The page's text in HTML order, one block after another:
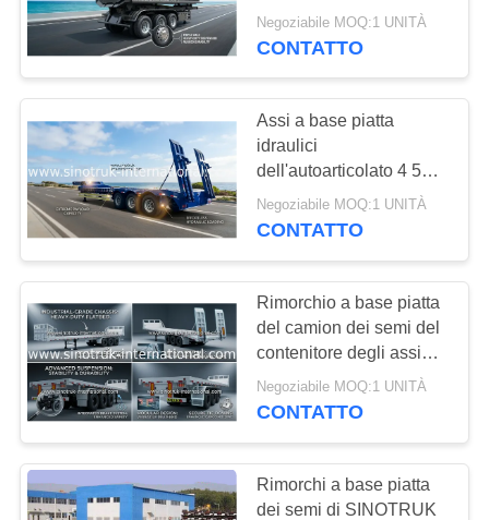
POLITICA
SULLA
PRIVACY
rimorchi idraulici della
base dei semi
Negoziabile MOQ:1 UNITÀ
CONTATTO
Assi a base piatta
idraulici
dell'autoarticolato 4 50-
80 tonnellate di capacità
di carico
Negoziabile MOQ:1 UNITÀ
CONTATTO
Rimorchio a base piatta
del camion dei semi del
contenitore degli assi
dell'acciaio 3 di mn che
porta le merci pesanti
Negoziabile MOQ:1 UNITÀ
CONTATTO
Rimorchi a base piatta
dei semi di SINOTRUK